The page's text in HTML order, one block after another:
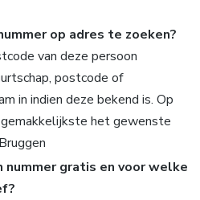
op adres te zoeken?
van deze persoon
postcode of
in indien deze bekend is. Op
gemakkelijkste het gewenste
gratis en voor welke